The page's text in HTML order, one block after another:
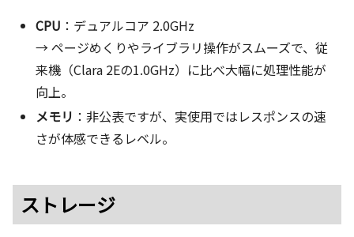
CPU ：デュアルコア 2.0GHz
→ ページめくりやライブラリ操作がスムーズで、従
来機（Clara 2Eの1.0GHz）に比べ大幅に処理性能が
向上。
メモリ ：非公表ですが、実使用ではレスポンスの速
さが体感できるレベル。
ストレージ